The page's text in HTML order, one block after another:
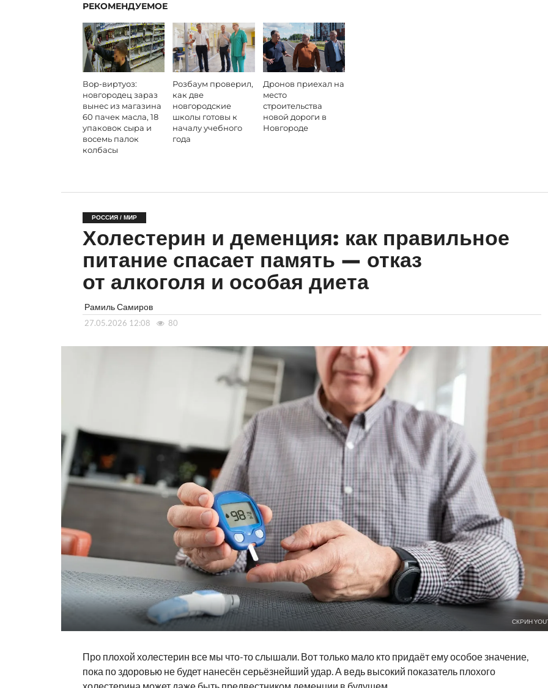
РЕКОМЕНДУЕМОЕ
Вор-виртуоз:
новгородец зараз
вынес из магазина
60 пачек масла, 18
упаковок сыра и
восемь палок
колбасы
Розбаум проверил,
как две
новгородские
школы готовы к
началу учебного
года
Дронов приехал на
место
строительства
новой дороги в
Новгороде
РОССИЯ / МИР
Холестерин и деменция: как правильное
питание спасает память — отказ
от алкоголя и особая диета
Рамиль Самиров
27.05.2026 12:08 80
СКРИН
Про плохой холестерин все мы что-то слышали. Вот только мало кто придаёт ему особое значение,
пока по здоровью не будет нанесён серьёзнейший удар. А ведь высокий показатель плохого